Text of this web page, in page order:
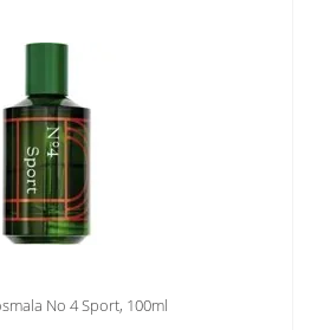
No 4 Sport, 100ml